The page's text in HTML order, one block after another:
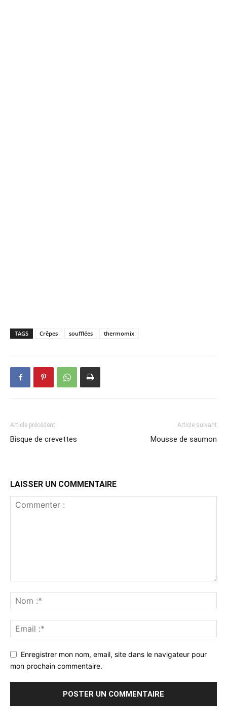
TAGS Crêpes soufflées thermomix
Article précédent
Bisque de crevettes
Article suivant
Mousse de saumon
LAISSER UN COMMENTAIRE
Enregistrer mon nom, email, site dans le navigateur pour
mon prochain commentaire.